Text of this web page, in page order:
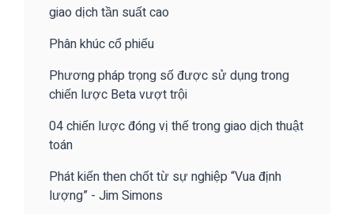
giao dịch tần suất cao
Phân khúc cổ phiếu
Phương pháp trọng số được sử dụng trong
chiến lược Beta vượt trội
04 chiến lược đóng vị thế trong giao dịch thuật
toán
Phát kiến then chốt từ sự nghiệp “Vua định
lượng” - Jim Simons